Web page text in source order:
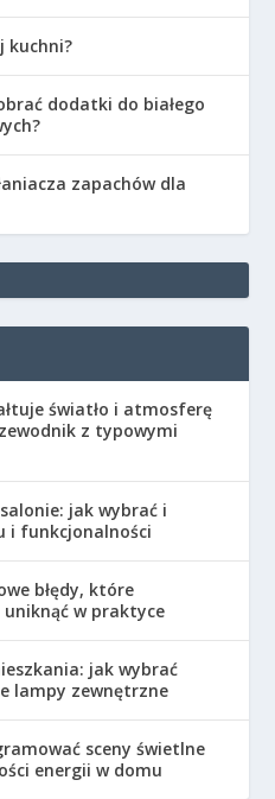
kuchni?
dodatki do białego
zapachów dla
światło i atmosferę
z typowymi
jak wybrać i
i funkcjonalności
błędy, które
w praktyce
jak wybrać
lampy zewnętrzne
sceny świetlne
energii w domu